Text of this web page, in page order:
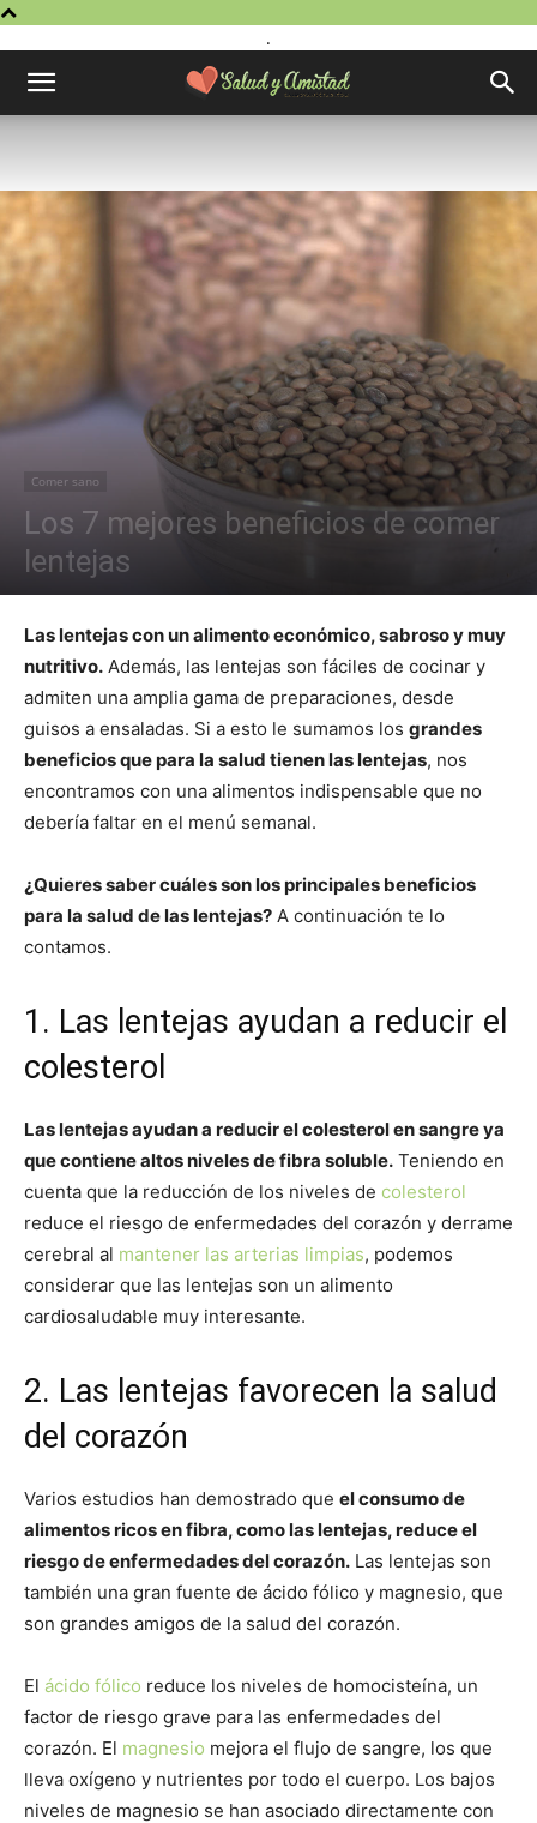
.
Comer sano
Los 7 mejores beneficios de comer
lentejas
Las lentejas con un alimento económico, sabroso y muy
nutritivo. Además, las lentejas son fáciles de cocinar y
admiten una amplia gama de preparaciones, desde
guisos a ensaladas. Si a esto le sumamos los grandes
beneficios que para la salud tienen las lentejas, nos
encontramos con una alimentos indispensable que no
debería faltar en el menú semanal.
¿Quieres saber cuáles son los principales beneficios
para la salud de las lentejas? A continuación te lo
contamos.
1. Las lentejas ayudan a reducir el
colesterol
Las lentejas ayudan a reducir el colesterol en sangre ya
que contiene altos niveles de fibra soluble. Teniendo en
cuenta que la reducción de los niveles de colesterol
reduce el riesgo de enfermedades del corazón y derrame
cerebral al mantener las arterias limpias, podemos
considerar que las lentejas son un alimento
cardiosaludable muy interesante.
2. Las lentejas favorecen la salud
del corazón
Varios estudios han demostrado que el consumo de
alimentos ricos en fibra, como las lentejas, reduce el
riesgo de enfermedades del corazón. Las lentejas son
también una gran fuente de ácido fólico y magnesio, que
son grandes amigos de la salud del corazón.
El ácido fólico reduce los niveles de homocisteína, un
factor de riesgo grave para las enfermedades del
corazón. El magnesio mejora el flujo de sangre, los que
lleva oxígeno y nutrientes por todo el cuerpo. Los bajos
niveles de magnesio se han asociado directamente con